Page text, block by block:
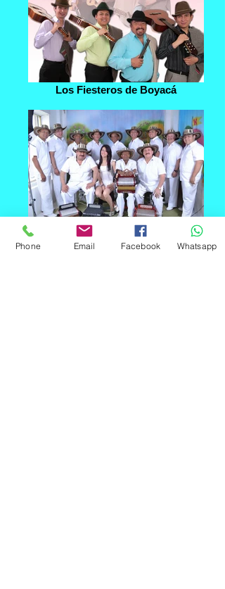
Los Fiesteros de Boyacá
Los Nuevos Corraleros de
Colombia
Phone Email Facebook Whatsapp